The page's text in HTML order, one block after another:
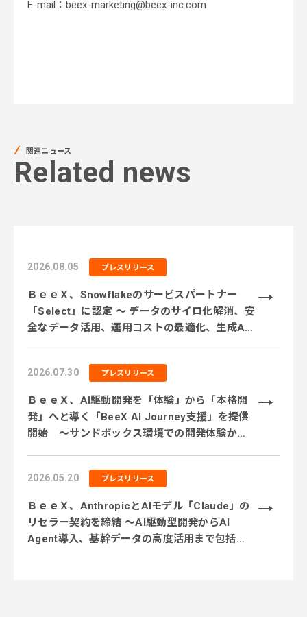
E-mail：beex-marketing@beex-inc.com
関連ニュース
Related news
2026.08.05 プレスリリース
ＢｅｅＸ、Snowflakeのサービスパートナー
「Select」に認定 ～ データのサイロ化解消、安
全なデータ活用、運用コストの最適化、生成AI
2026.07.30 プレスリリース
ＢｅｅＸ、AI駆動開発を「体験」から「本格開
発」へと導く「BeeX AI Journey支援」を提供
開始 ～サンドボックス環境での開発体験から
2026.05.20 プレスリリース
ＢｅｅＸ、AnthropicとAIモデル「Claude」の
リセラー契約を締結 〜AI駆動型開発からAI
Agent導入、基幹データの高度活用まで包括的